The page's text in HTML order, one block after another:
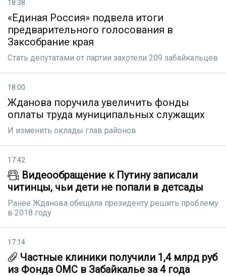
18:38
«Единая Россия» подвела итоги
предварительного голосования в
Заксобрание края
Стать депутатами от партии захотели 209 забайкальцев
18:00
Жданова поручила увеличить фонды
оплаты труда муниципальных служащих
И изменить оклады глав районов
17:42
Видеообращение к Путину записали
читинцы, чьи дети не попали в детсады
Ранее Жданова обещала президенту решить проблему
в 2018 году
17:14
Частные клиники получили 1,4 млрд руб
из Фонда ОМС в Забайкалье за 4 года